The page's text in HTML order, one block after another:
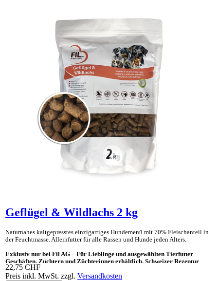
Geflügel & Wildlachs 2 kg
Naturnahes kaltgepresstes einzig­artiges Hunde­menü mit 70% Fleisch­anteil in
der Feucht­masse. Allein­futter für alle Rassen und Hunde jeden Alters.
Exklusiv nur bei Fil AG – Für Lieblinge und ausgewählten Tierfutter
Geschäften, Züchtern und Züchterinnen erhältlich. Schweizer Rezeptur
Ideal auch als «Gesundes Leckerli» und Ergänzungsnahrung für BARF.
22,75 CHF
Preis inkl. MwSt. zzgl. Versandkosten